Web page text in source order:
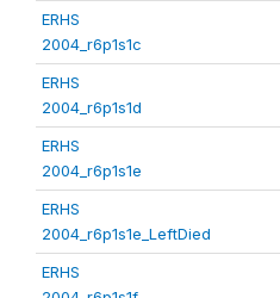
ERHS
2004_r6p1s1c
ERHS
2004_r6p1s1d
ERHS
2004_r6p1s1e
ERHS
2004_r6p1s1e_LeftDied
ERHS